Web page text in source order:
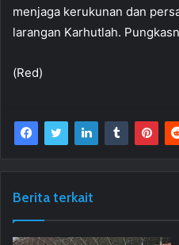
menjaga kerukunan dan
larangan Karhutlah.
(Red)
Berita terkait